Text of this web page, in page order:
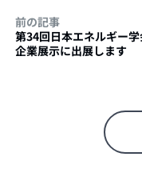
前の記事
第34回日本エネルギー
企業展示に出展します